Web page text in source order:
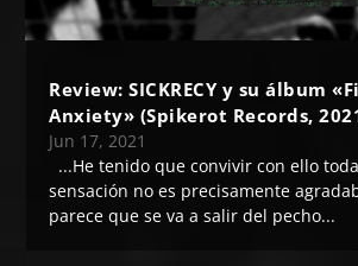
Review: SICKRECY y su álbum
Anxiety» (Spikerot Records,
Jun 17, 2021
...He tenido que convivir con ello
sensación no es precisamente
parece que se va a salir del pecho...